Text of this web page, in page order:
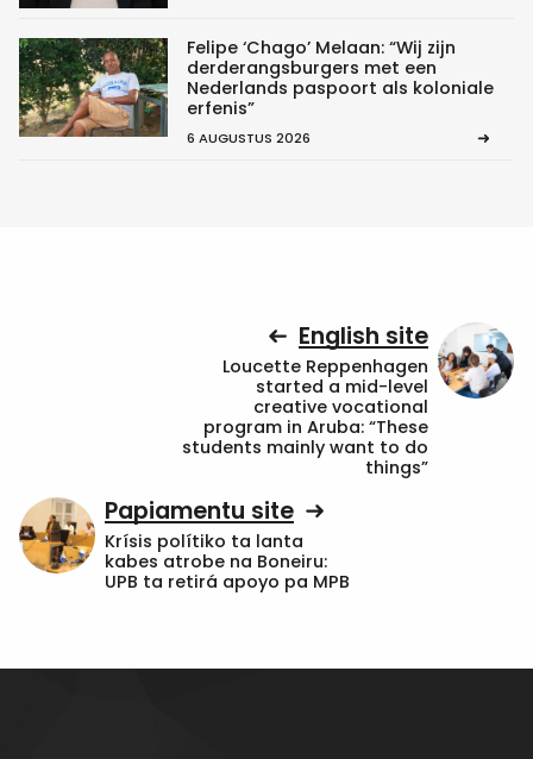
Felipe ‘Chago’ Melaan: “Wij zijn
derderangsburgers met een
Nederlands paspoort als koloniale
erfenis”
6 AUGUSTUS 2026
English site
Loucette Reppenhagen
started a mid-level
creative vocational
program in Aruba: “These
students mainly want to do
things”
Papiamentu site
Krísis polítiko ta lanta
kabes atrobe na Boneiru:
UPB ta retirá apoyo pa MPB